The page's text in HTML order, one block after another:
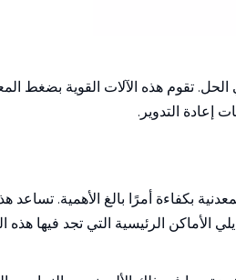
تقوم هذه الآلات القوية بضغط
إعادة التدوير.
بكفاءة أمرًا بالغ الأهمية.
الأماكن الرئيسية التي تجد فيها هذه